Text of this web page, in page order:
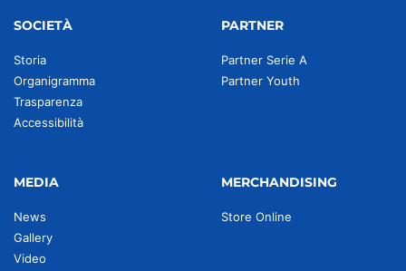
SOCIETÀ
Storia
Organigramma
Trasparenza
Accessibilità
PARTNER
Partner Serie A
Partner Youth
MEDIA
News
Gallery
Video
MERCHANDISING
Store Online